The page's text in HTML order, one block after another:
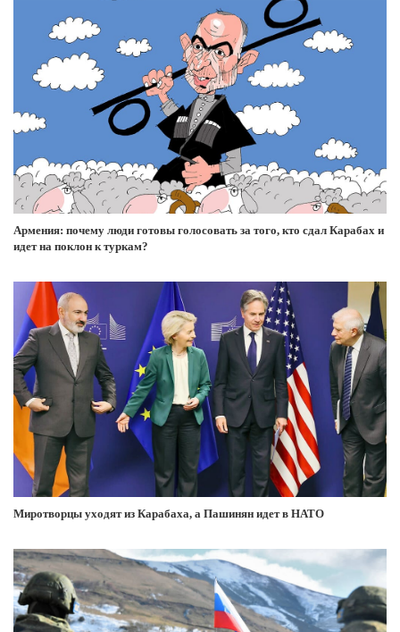
Армения: почему люди готовы голосовать за того, кто сдал Карабах и
идет на поклон к туркам?
Миротворцы уходят из Карабаха, а Пашинян идет в НАТО